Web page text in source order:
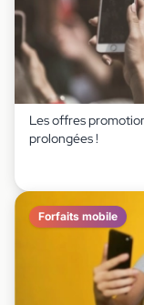
Les offres
prolongées !
Forfaits mobile